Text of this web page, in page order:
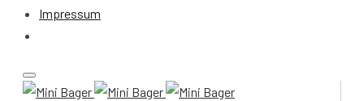
Impressum